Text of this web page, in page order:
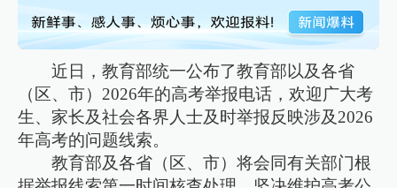
近日，教育部统一公布了教育部以及各省
（区、市）2026年的高考举报电话，欢迎广大考
生、家长及社会各界人士及时举报反映涉及2026
年高考的问题线索。
教育部及各省（区、市）将会同有关部门根